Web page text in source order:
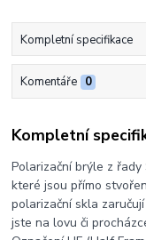
Kompletní specifikace
Komentáře 0
Kompletní
Polarizační brýle z řady
které jsou přímo
polarizační skla
jste na lovu či